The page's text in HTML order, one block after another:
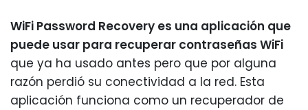
WiFi Password Recovery es una aplicación que
puede usar para recuperar contraseñas WiFi
que ya ha usado antes pero que por alguna
razón perdió su conectividad a la red. Esta
aplicación funciona como un recuperador de